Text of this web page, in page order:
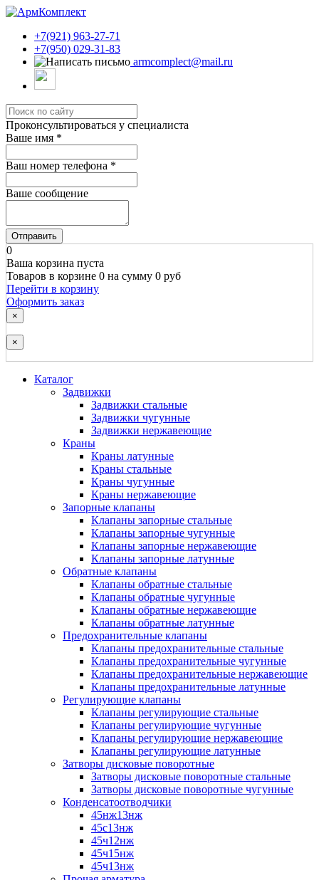
+7(921) 963-27-71
+7(950) 029-31-83
armcomplect@mail.ru
Проконсультироваться у специалиста
Ваше имя *
Ваш номер телефона *
Ваше сообщение
Отправить
0
Ваша корзина пуста
Товаров в корзине 0 на сумму 0 руб
Перейти в корзину
Оформить заказ
×
×
Каталог
Задвижки
Задвижки стальные
Задвижки чугунные
Задвижки нержавеющие
Краны
Краны латунные
Краны стальные
Краны чугунные
Краны нержавеющие
Запорные клапаны
Клапаны запорные стальные
Клапаны запорные чугунные
Клапаны запорные нержавеющие
Клапаны запорные латунные
Обратные клапаны
Клапаны обратные стальные
Клапаны обратные чугунные
Клапаны обратные нержавеющие
Клапаны обратные латунные
Предохранительные клапаны
Клапаны предохранительные стальные
Клапаны предохранительные чугунные
Клапаны предохранительные нержавеющие
Клапаны предохранительные латунные
Регулирующие клапаны
Клапаны регулирующие стальные
Клапаны регулирующие чугунные
Клапаны регулирующие нержавеющие
Клапаны регулирующие латунные
Затворы дисковые поворотные
Затворы дисковые поворотные стальные
Затворы дисковые поворотные чугунные
Конденсатоотводчики
45нж13нж
45с13нж
45ч12нж
45ч15нж
45ч13нж